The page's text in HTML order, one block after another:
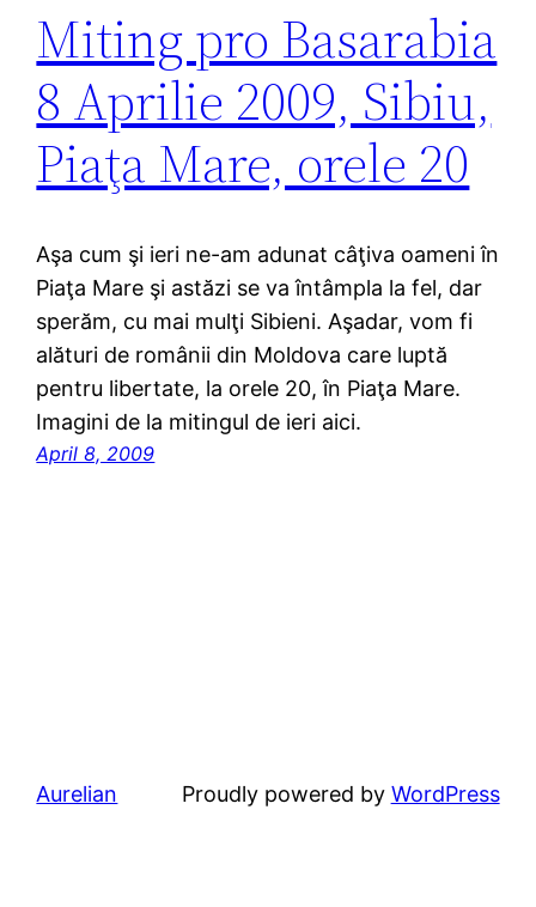
Miting pro Basarabia
8 Aprilie 2009, Sibiu,
Piaţa Mare, orele 20
Aşa cum şi ieri ne-am adunat câţiva oameni în
Piaţa Mare şi astăzi se va întâmpla la fel, dar
sperăm, cu mai mulţi Sibieni. Aşadar, vom fi
alături de românii din Moldova care luptă
pentru libertate, la orele 20, în Piaţa Mare.
Imagini de la mitingul de ieri aici.
April 8, 2009
Aurelian Proudly powered by WordPress